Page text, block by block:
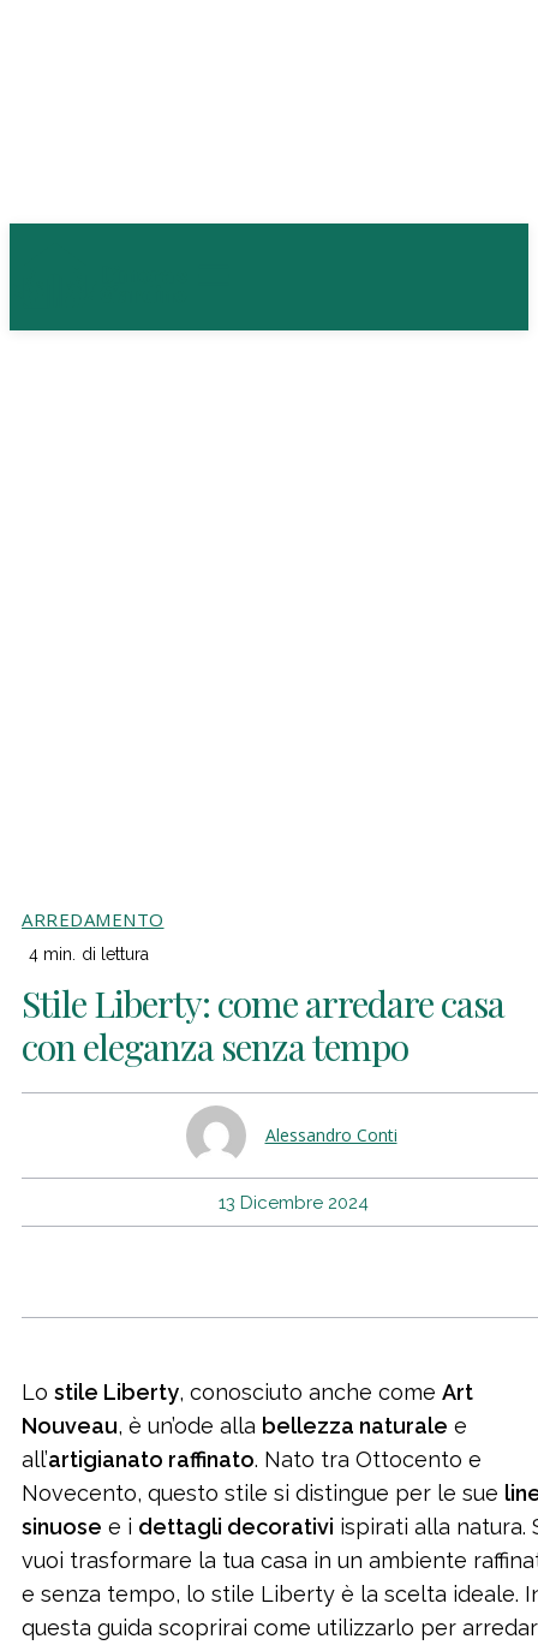
ARREDAMENTO
4 min. di lettura
Stile Liberty: come arredare casa
con eleganza senza tempo
Alessandro Conti
13 Dicembre 2024
Lo stile Liberty, conosciuto anche come Art
Nouveau, è un’ode alla bellezza naturale e
all’artigianato raffinato. Nato tra Ottocento e
Novecento, questo stile si distingue per le sue
sinuose e i dettagli decorativi ispirati alla natura.
vuoi trasformare la tua casa in un ambiente
e senza tempo, lo stile Liberty è la scelta ideale.
questa guida scoprirai come utilizzarlo per